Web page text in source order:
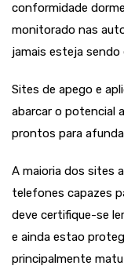
conformidade
monitorado nas
jamais esteja sendo
Sites de apego e
abarcar o potencial
prontos para
A maioria dos sites
telefones capazes
deve certifique-se
e ainda estao
principalmente